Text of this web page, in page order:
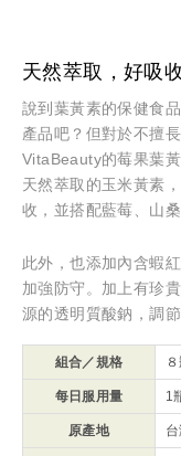
天然萃取，好吸
說到葉黃素的保健食
產品吧？但對於不擅
VitaBeauty的莓果葉
天然萃取的玉米黃素
收，並搭配藍莓、山
此外，也添加內含蝦
加強防守。加上有珍
源的透明質酸鈉，調
組合／規格
每日服用量 1
原產地